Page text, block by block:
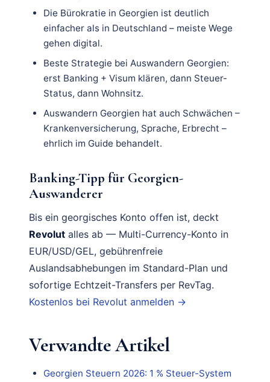
Die Bürokratie in Georgien ist deutlich
einfacher als in Deutschland – meiste Wege
gehen digital.
Beste Strategie bei Auswandern Georgien:
erst Banking + Visum klären, dann Steuer-
Status, dann Wohnsitz.
Auswandern Georgien hat auch Schwächen –
Krankenversicherung, Sprache, Erbrecht –
ehrlich im Guide behandelt.
Banking-Tipp für Georgien-
Auswanderer
Bis ein georgisches Konto offen ist, deckt
Revolut alles ab — Multi-Currency-Konto in
EUR/USD/GEL, gebührenfreie
Auslandsabhebungen im Standard-Plan und
sofortige Echtzeit-Transfers per RevTag.
Kostenlos bei Revolut anmelden →
Verwandte Artikel
Georgien Steuern 2026: 1 % Steuer-System